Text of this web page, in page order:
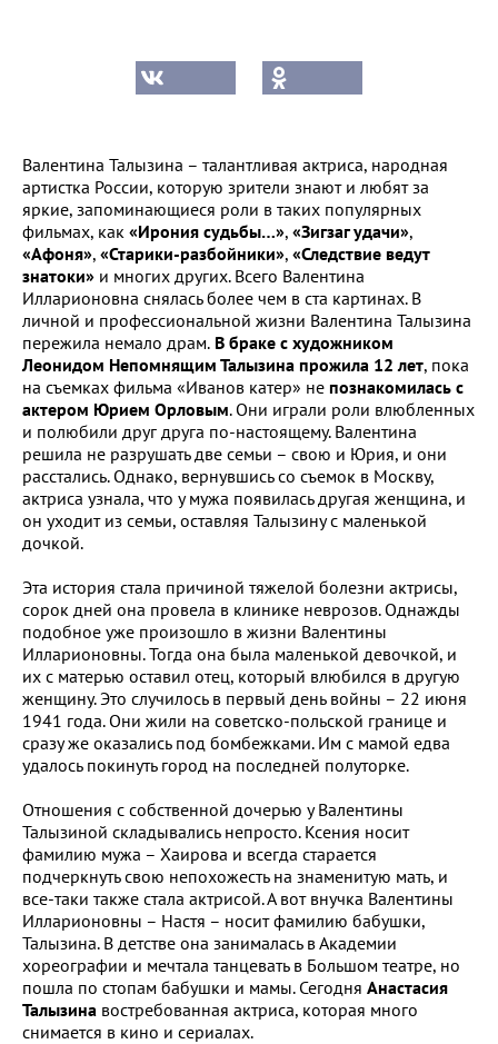
Валентина Талызина – талантливая актриса, народная
артистка России, которую зрители знают и любят за
яркие, запоминающиеся роли в таких популярных
фильмах, как «Ирония судьбы…», «Зигзаг удачи»,
«Афоня», «Старики-разбойники», «Следствие ведут
знатоки» и многих других. Всего Валентина
Илларионовна снялась более чем в ста картинах. В
личной и профессиональной жизни Валентина Талызина
пережила немало драм. В браке с художником
Леонидом Непомнящим Талызина прожила 12 лет, пока
на съемках фильма «Иванов катер» не познакомилась с
актером Юрием Орловым. Они играли роли влюбленных
и полюбили друг друга по-настоящему. Валентина
решила не разрушать две семьи – свою и Юрия, и они
расстались. Однако, вернувшись со съемок в Москву,
актриса узнала, что у мужа появилась другая женщина, и
он уходит из семьи, оставляя Талызину с маленькой
дочкой.
Эта история стала причиной тяжелой болезни актрисы,
сорок дней она провела в клинике неврозов. Однажды
подобное уже произошло в жизни Валентины
Илларионовны. Тогда она была маленькой девочкой, и
их с матерью оставил отец, который влюбился в другую
женщину. Это случилось в первый день войны – 22 июня
1941 года. Они жили на советско-польской границе и
сразу же оказались под бомбежками. Им с мамой едва
удалось покинуть город на последней полуторке.
Отношения с собственной дочерью у Валентины
Талызиной складывались непросто. Ксения носит
фамилию мужа – Хаирова и всегда старается
подчеркнуть свою непохожесть на знаменитую мать, и
все-таки также стала актрисой. А вот внучка Валентины
Илларионовны – Настя – носит фамилию бабушки,
Талызина. В детстве она занималась в Академии
хореографии и мечтала танцевать в Большом театре, но
пошла по стопам бабушки и мамы. Сегодня Анастасия
Талызина востребованная актриса, которая много
снимается в кино и сериалах.